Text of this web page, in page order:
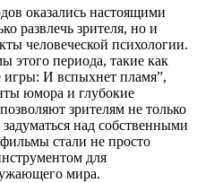
оказались настоящими
развлечь зрителя, но и
человеческой психологии.
этого периода, такие как
И вспыхнет пламя”,
юмора и глубокие
зрителям не только
над собственными
стали не просто
для
мира.